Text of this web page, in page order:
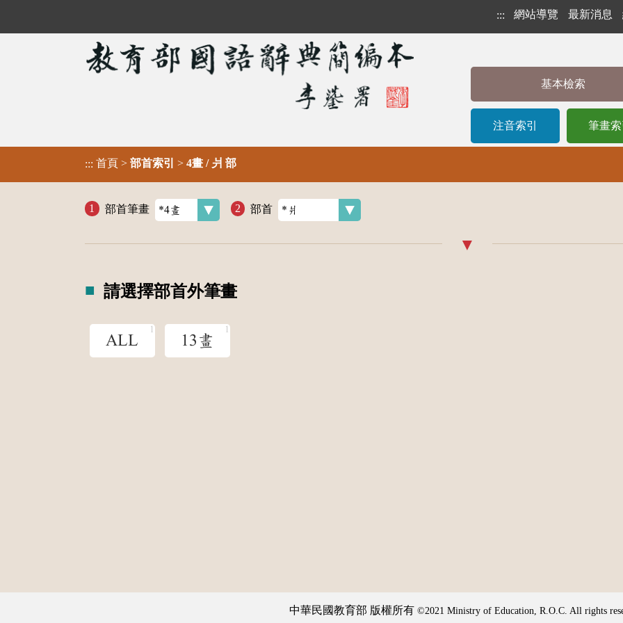
::: 網站導覽 最新消息
基本檢索
注音索引 筆畫索
::: 首頁 > 部首索引 > 4畫 / 爿 部
部首筆畫 部首
請選擇部首外筆畫
ALL 13畫
中華民國教育部 版權所有 ©2021 Ministry of Education, R.O.C. All rights